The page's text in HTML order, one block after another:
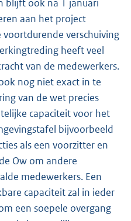
blijft ook na 1 januari
aan het project
verschuiving
heeft veel
van de medewerkers.
nog niet exact in te
van de wet precies
capaciteit voor het
bijvoorbeeld
als een voorzitter en
Ow om andere
medewerkers. Een
capaciteit zal in ieder
een soepele overgang